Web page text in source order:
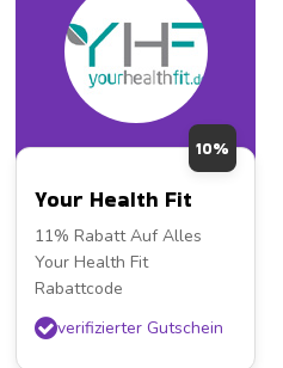
10%
Your Health Fit
11% Rabatt Auf Alles
Your Health Fit
Rabattcode
verifizierter Gutschein